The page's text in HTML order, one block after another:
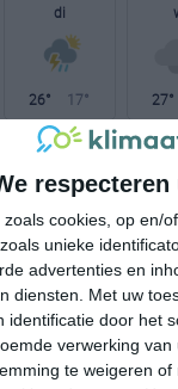
cookies, op en/
unieke
advertenties en
diensten.
Met uw
door het
verwerking
te weigeren
di
26° 17° 27°
27°C
19:00
19:00